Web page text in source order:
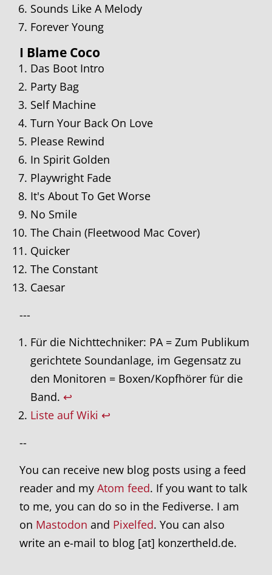
Sounds Like A Melody
Forever Young
I Blame Coco
Das Boot Intro
Party Bag
Self Machine
Turn Your Back On Love
Please Rewind
In Spirit Golden
Playwright Fade
It's About To Get Worse
No Smile
The Chain (Fleetwood Mac Cover)
Quicker
The Constant
Caesar
---
Für die Nichttechniker: PA = Zum Publikum
gerichtete Soundanlage, im Gegensatz zu
den Monitoren = Boxen/Kopfhörer für die
Band. ↩
Liste auf Wiki ↩
--
You can receive new blog posts using a feed
reader and my Atom feed. If you want to talk
to me, you can do so in the Fediverse. I am
on Mastodon and Pixelfed. You can also
write an e-mail to blog [at] konzertheld.de.